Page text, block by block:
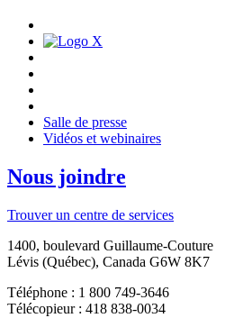
Salle de presse
Vidéos et webinaires
Nous joindre
Trouver un centre de services
1400, boulevard Guillaume-Couture
Lévis (Québec), Canada G6W 8K7
Téléphone : 1 800 749-3646
Télécopieur : 418 838-0034